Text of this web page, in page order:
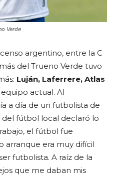
Verde
argentino, entre la C
del Trueno Verde tuvo
Luján, Laferrere, Atlas
equipo actual. Al
a día de un futbolista de
del fútbol local declaró lo
el fútbol fue
arranque era muy difícil
futbolista. A raíz de la
que me daban mis